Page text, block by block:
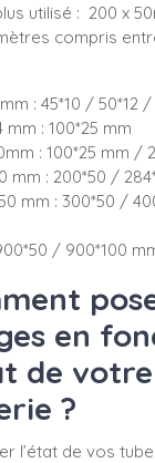
utilisé : 200 x
compris
: 45*10 / 50*12 /
mm : 100*25 mm
: 100*25 mm /
mm : 200*50 /
mm : 300*50 /
/ 900*100
en
de votre
?
l’état de vos